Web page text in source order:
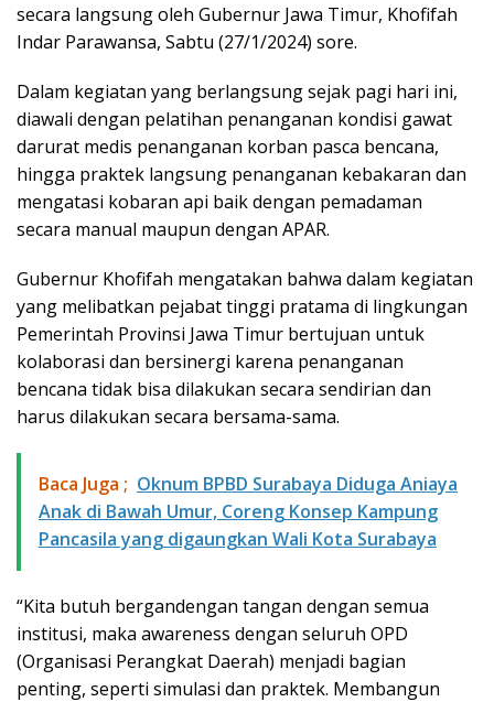
secara langsung oleh Gubernur Jawa Timur, Khofifah
Indar Parawansa, Sabtu (27/1/2024) sore.
Dalam kegiatan yang berlangsung sejak pagi hari ini,
diawali dengan pelatihan penanganan kondisi gawat
darurat medis penanganan korban pasca bencana,
hingga praktek langsung penanganan kebakaran dan
mengatasi kobaran api baik dengan pemadaman
secara manual maupun dengan APAR.
Gubernur Khofifah mengatakan bahwa dalam kegiatan
yang melibatkan pejabat tinggi pratama di lingkungan
Pemerintah Provinsi Jawa Timur bertujuan untuk
kolaborasi dan bersinergi karena penanganan
bencana tidak bisa dilakukan secara sendirian dan
harus dilakukan secara bersama-sama.
Baca Juga ; Oknum BPBD Surabaya Diduga Aniaya
Anak di Bawah Umur, Coreng Konsep Kampung
Pancasila yang digaungkan Wali Kota Surabaya
“Kita butuh bergandengan tangan dengan semua
institusi, maka awareness dengan seluruh OPD
(Organisasi Perangkat Daerah) menjadi bagian
penting, seperti simulasi dan praktek. Membangun